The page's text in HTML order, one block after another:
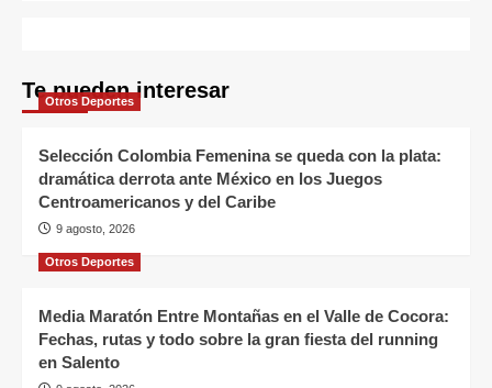
Te pueden interesar
Otros Deportes
Selección Colombia Femenina se queda con la plata:
dramática derrota ante México en los Juegos
Centroamericanos y del Caribe
9 agosto, 2026
Otros Deportes
Media Maratón Entre Montañas en el Valle de Cocora:
Fechas, rutas y todo sobre la gran fiesta del running
en Salento